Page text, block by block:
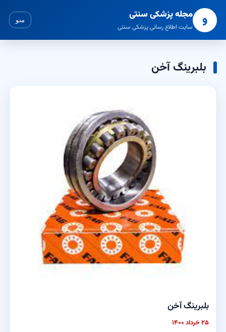
و مجله پزشکی سنتی
سایت اطلاع رسانی پزشکی سنتی
منو
بلبرینگ آخن
بلبرینگ آخن
۲۵ خرداد ۱۴۰۰